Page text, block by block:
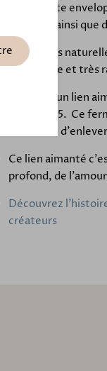
Labradorite
argentés ainsi
Les pierres
bijou noble et très
Fermoir : un lien
argent 925. Ce
mettre et
Ce lien aimanté
profond, de
Découvrez
créateurs